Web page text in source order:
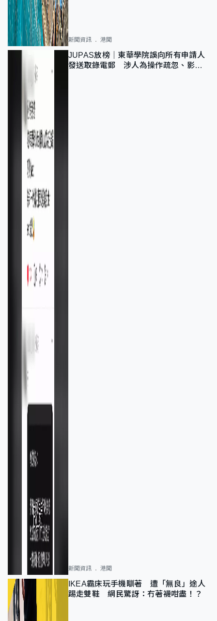
新聞資訊 港聞
JUPAS放榜｜東華學院誤向所有申請人
發送取錄電郵 涉人為操作疏忽、影響
新聞資訊 港聞
IKEA霸床玩手機瞓著 遭「無良」途人
踢走雙鞋 網民驚訝：冇著襪咁盡！？